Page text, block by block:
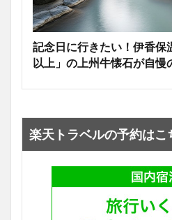
記念日に行きたい！伊香保
以上」の上州牛懐石が自慢
楽天トラベルの予約はこ